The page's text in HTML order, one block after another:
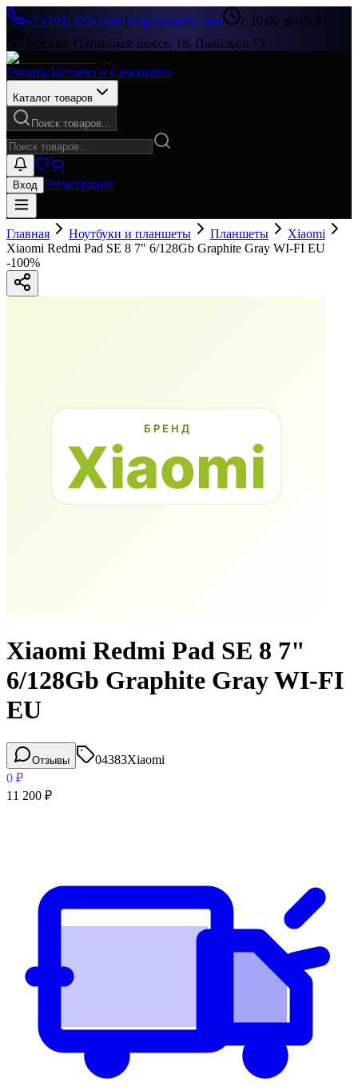
+7 (499) 322-33-86|Перезвоните мне
с 10:00 до 19:00
Москва, Пятницкое шоссе, 18, Павильон 73
ОплатаДоставка и Самовывоз
Каталог товаров
Поиск товаров...
Вход Регистрация
Главная Ноутбуки и планшеты Планшеты
Xiaomi
Xiaomi Redmi Pad SE 8 7" 6/128Gb Graphite Gray WI-FI EU
-100%
Xiaomi Redmi Pad SE 8 7"
6/128Gb Graphite Gray WI-FI
EU
Отзывы 04383Xiaomi
0 ₽
11 200 ₽